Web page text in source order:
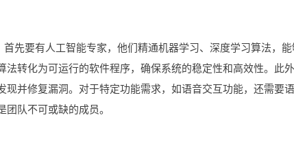
先要有人工智能专家，他们精通机器学习、深度学习算法，能
转化为可运行的软件程序，确保系统的稳定性和高效性。此外
并修复漏洞。对于特定功能需求，如语音交互功能，还需要
队不可或缺的成员。